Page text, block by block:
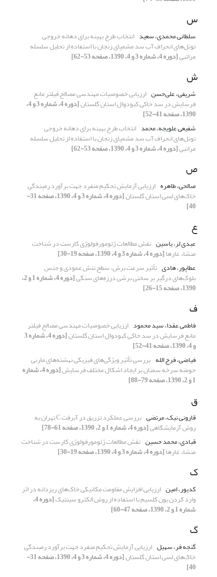
س
سلطانی محمدی، سعید انتخاب طرح بهینه برای دهانه خروجی
تونل‌های انحراف آب سد مشمپای زنجان با استفاده از تحلیل سلسله
مراتبی[دوره 4، شماره 3 و 4، 1390، صفحه 53-62]
ش
شریفی، علی‌حسن ارزیابی خصوصیات مهندسی مصالح فیلتر مانع
فرسایش در سد خاکی کبودوال استان گلستان [دوره 4، شماره 3 و 4،
1390، صفحه 41-52]
شفیعی علویجه، محمد انتخاب طرح بهینه برای دهانه خروجی
تونل‌های انحراف آب سد مشمپای زنجان با استفاده از تحلیل سلسله
مراتبی[دوره 4، شماره 3 و 4، 1390، صفحه 53-62]
ص
صالحی، طاهره ارزیابی آزمایش تحکیم منفرد جهت برآورد رمبندگی
خاک‌های لسی استان گلستان [دوره 4، شماره 3 و 4، 1390، صفحه 31-
40]
ع
عبدی­ لر، یاسین نقش مطالعات ژئومورفولوژی کارست در شناخت
منشاء غارها[دوره 4، شماره 3 و 4، 1390، صفحه 19-30]
عطاپور، هادی تأثیر سرعت برش، سطح تنش عمودی و جنس
بلوک‌های درگیر بر سختی برشی درزه‌های سنگی [دوره 4، شماره 1 و 2،
1390، صفحه 15-26]
ف
فاطمی عقدا، سید محمود ارزیابی خصوصیات مهندسی مصالح فیلتر
مانع فرسایش در سد خاکی کبودوال استان گلستان [دوره 4، شماره 3
و 4، 1390، صفحه 41-52]
فیاضی، فرج الله بررسی تأثیر ویژگی‌های فیزیکی نهشته‌های مارنی
حوضه سرخه سمنان بر ایجاد اشکال مختلف فرسایش [دوره 4، شماره
1 و 2، 1390، صفحه 79-88]
ق
قارونی نیک، مرتضی بررسی عملکرد تزریق در آبرفت C تهران به
روش آزمایشگاهی[دوره 4، شماره 1 و 2، 1390، صفحه 61-78]
قبادی، محمد حسین نقش مطالعات ژئومورفولوژی کارست در شناخت
منشاء غارها[دوره 4، شماره 3 و 4، 1390، صفحه 19-30]
ک
کدیور، امین ارزیابی افزایش مقاومت مکانیکی خاک‌های ریزدانه در اثر
وارد کردن یون کلسیم با استفاده از روش الکترو سینتیک [دوره 4،
شماره 1 و 2، 1390، صفحه 47-60]
گ
گنجه­ فر، سهیل ارزیابی آزمایش تحکیم منفرد جهت برآورد رمبندگی
خاک‌های لسی استان گلستان [دوره 4، شماره 3 و 4، 1390، صفحه 31-
40]